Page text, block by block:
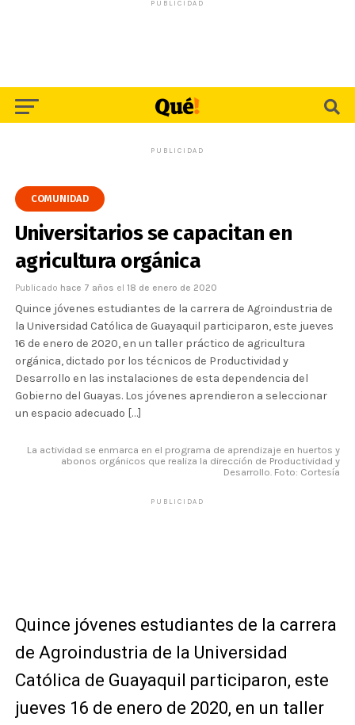
PUBLICIDAD
PUBLICIDAD
COMUNIDAD
Universitarios se capacitan en
agricultura orgánica
Publicado hace 7 años el 18 de enero de 2020
Quince jóvenes estudiantes de la carrera de Agroindustria de
la Universidad Católica de Guayaquil participaron, este jueves
16 de enero de 2020, en un taller práctico de agricultura
orgánica, dictado por los técnicos de Productividad y
Desarrollo en las instalaciones de esta dependencia del
Gobierno del Guayas. Los jóvenes aprendieron a seleccionar
un espacio adecuado […]
La actividad se enmarca en el programa de aprendizaje en huertos y
abonos orgánicos que realiza la dirección de Productividad y
Desarrollo. Foto: Cortesía
PUBLICIDAD
Quince jóvenes estudiantes de la carrera
de Agroindustria de la Universidad
Católica de Guayaquil participaron, este
jueves 16 de enero de 2020, en un taller